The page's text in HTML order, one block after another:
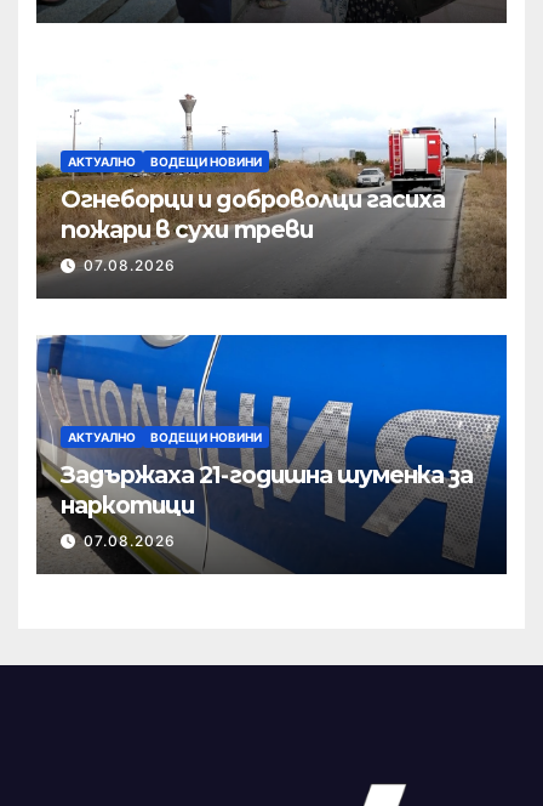
АКТУАЛНО ВОДЕЩИ НОВИНИ
Огнеборци и доброволци гасиха
пожари в сухи треви
07.08.2026
АКТУАЛНО ВОДЕЩИ НОВИНИ
Задържаха 21-годишна шуменка за
наркотици
07.08.2026